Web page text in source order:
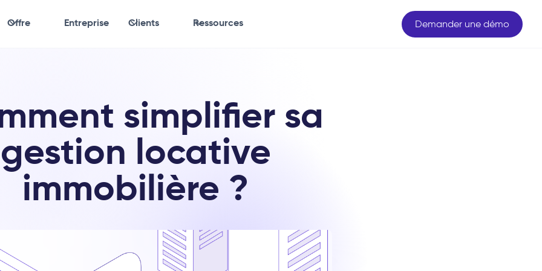
Offre Entreprise Clients Ressources Demander une démo
simplifier sa
gestion locative
immobilière ?